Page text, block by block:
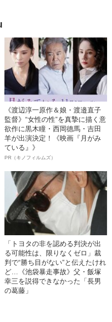
《渡辺淳一原作＆娘・渡邉直子
監督》“女性の性”を真摯に描く意
欲作に黒木瞳・西岡德馬・吉田
羊が出演決定！《映画『月がみ
ている』》
PR（キノフィルムズ）
「トヨタの非を認める判決が出
る可能性は、限りなくゼロ」裁
判で“勝ち目がない”と伝えたけれ
ど…《池袋暴走事故》父・飯塚
幸三を説得できなかった「長男
の葛藤」